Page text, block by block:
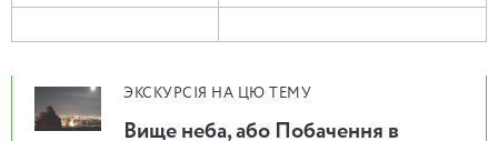
ЭКСКУРСІЯ НА ЦЮ ТЕМУ
Вище неба, або Побачення в